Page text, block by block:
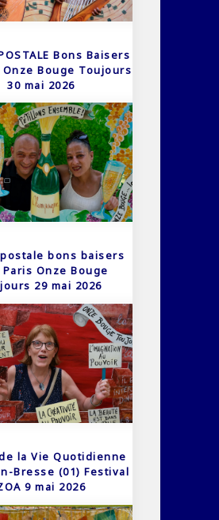
Bons Baisers
Bouge Toujours
30 mai 2026
bons baisers
Onze Bouge
29 mai 2026
la Vie Quotidienne
Bresse (01) Festival
9 mai 2026